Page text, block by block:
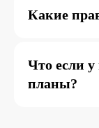
Какие
Что если
планы?